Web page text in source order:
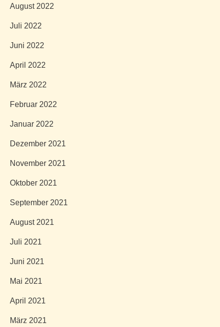
August 2022
Juli 2022
Juni 2022
April 2022
März 2022
Februar 2022
Januar 2022
Dezember 2021
November 2021
Oktober 2021
September 2021
August 2021
Juli 2021
Juni 2021
Mai 2021
April 2021
März 2021